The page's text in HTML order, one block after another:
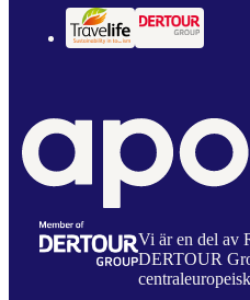
Vi är en del av
DERTOUR